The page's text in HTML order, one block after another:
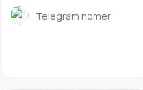
Telegram nomer